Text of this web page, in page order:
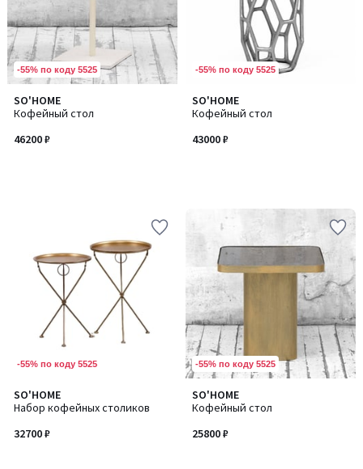
-55% по коду 5525
SO'HOME
Кофейный стол
46200 ₽
-55% по коду 5525
SO'HOME
Кофейный стол
43000 ₽
-55% по коду 5525
SO'HOME
Набор кофейных столиков
32700 ₽
-55% по коду 5525
SO'HOME
Кофейный стол
25800 ₽